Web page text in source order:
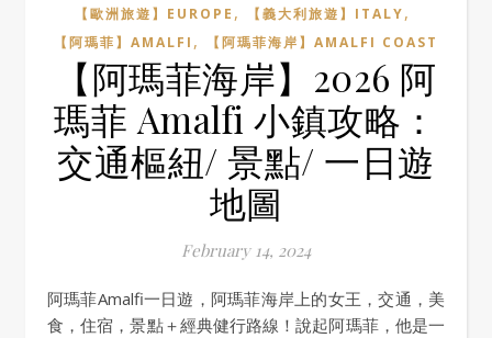
【歐洲旅遊】EUROPE , 【義大利旅遊】ITALY,
【阿瑪菲】AMALFI , 【阿瑪菲海岸】AMALFI COAST
【阿瑪菲海岸】2026 阿
瑪菲 Amalfi 小鎮攻略：
交通樞紐/ 景點/ 一日遊
地圖
February 14, 2024
阿瑪菲Amalfi一日遊，阿瑪菲海岸上的女王，交通，美
食，住宿，景點＋經典健行路線！說起阿瑪菲，他是一